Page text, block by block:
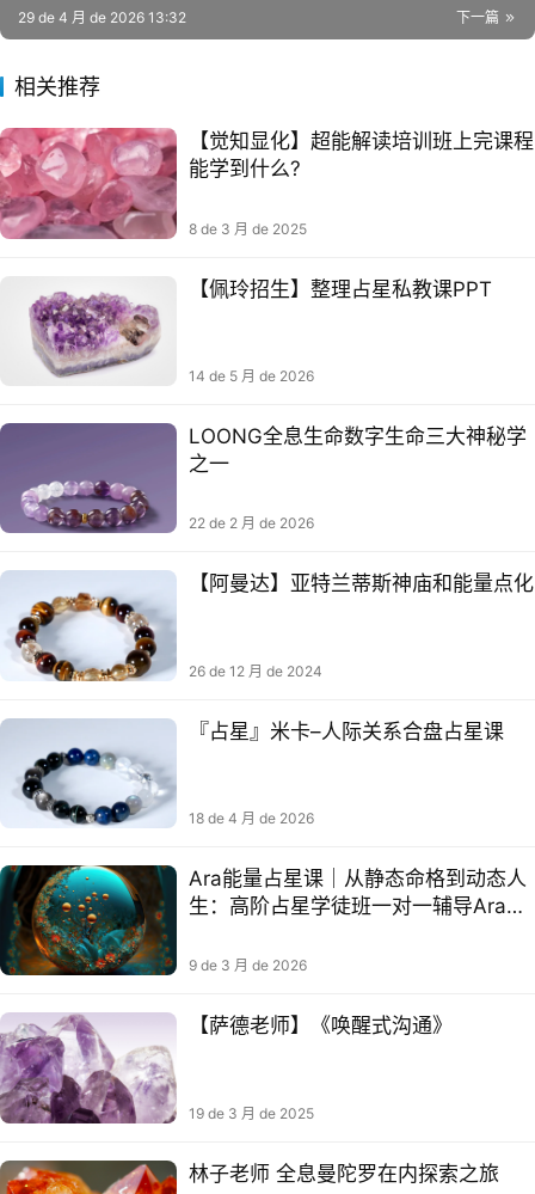
下一篇
29 de 4 月 de 2026 13:32
相关推荐
【觉知显化】超能解读培训班​上完课程
能学到什么?
8 de 3 月 de 2025
【佩玲招生】整理占星私教课PPT
14 de 5 月 de 2026
LOONG全息生命数字生命三大神秘学
之一
22 de 2 月 de 2026
【阿曼达】亚特兰蒂‮神⁠斯‬庙和‮量⁠能‬点化
26 de 12 月 de 2024
『占星』米卡–人际关系合盘占星课
18 de 4 月 de 2026
Ara能量占星课｜从静态命格到动态人
生：高阶占星学徒班一对一辅导Ara心
9 de 3 月 de 2026
【萨德老师】《唤醒式沟通》
19 de 3 月 de 2025
林子老师 全息曼陀罗在内‬探索之旅